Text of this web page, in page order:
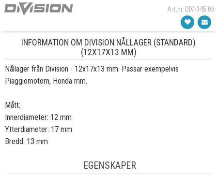
Art.nr. DIV-345.06
INFORMATION OM DIVISION NÅLLAGER (STANDARD)
(12X17X13 MM)
Nållager från Division - 12x17x13 mm. Passar exempelvis
Piaggiomotorn, Honda mm.
Mått:
Innerdiameter: 12 mm
Ytterdiameter: 17 mm
Bredd: 13 mm
EGENSKAPER